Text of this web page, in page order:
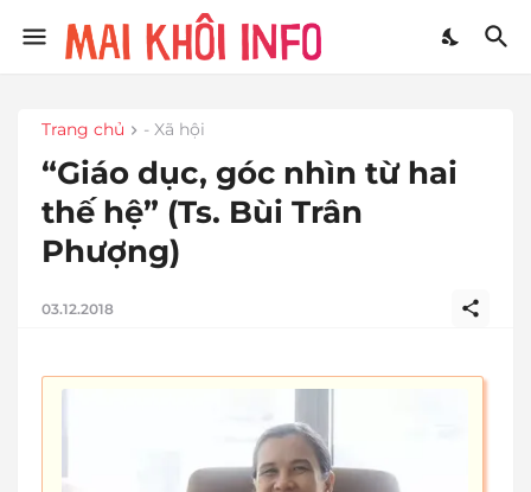
Trang chủ - Xã hội
“Giáo dục, góc nhìn từ hai
thế hệ” (Ts. Bùi Trân
Phượng)
03.12.2018